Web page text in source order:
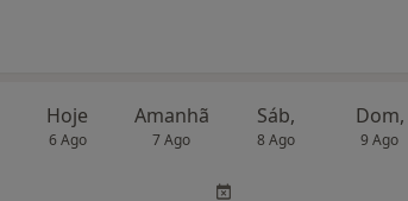
Hoje
6 Ago
Amanhã
7 Ago
Sáb,
8 Ago
Dom,
9 Ago